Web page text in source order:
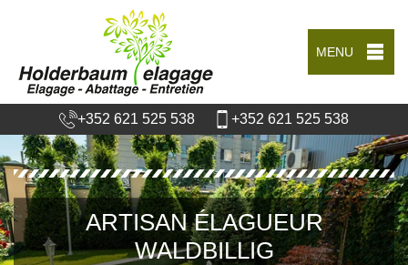
MENU
+352 621 525 538 +352 621 525 538
ARTISAN ÉLAGUEUR
WALDBILLIG